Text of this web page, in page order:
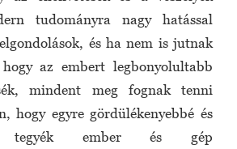
tudományra nagy hatással
és ha nem is jutnak
az embert legbonyolultabb
mindent meg fognak tenni
hogy egyre gördülékenyebbé és
tegyék ember és gép